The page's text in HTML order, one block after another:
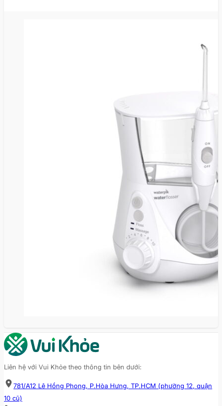
Liên hệ với Vui Khỏe theo thông tin bên dưới:
781/A12 Lê Hồng Phong, P.Hòa Hưng, TP.HCM (phường 12, quận
10 cũ)